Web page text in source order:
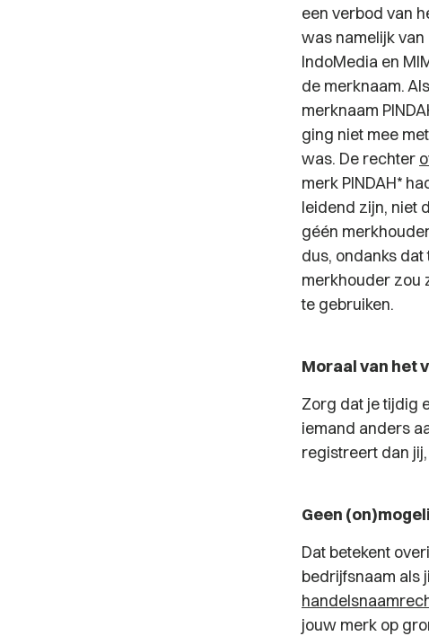
een verbod van
was namelijk
IndoMedia en
de merknaam.
merknaam
ging niet mee
was. De rechter
merk PINDAH*
leidend zijn, niet
géén
dus, ondanks
merkhouder zou
te gebruiken.
Moraal van het
Zorg dat je tijdig
iemand anders
registreert dan
Geen
Dat betekent
bedrijfsnaam als
jouw merk op